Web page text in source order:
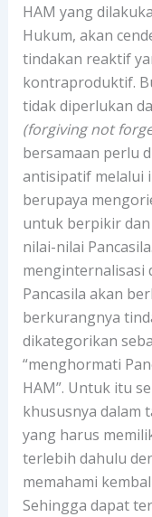
HAM yang
Hukum, akan
tindakan reaktif
kontraproduktif.
tidak diperlukan
(forgiving not
bersamaan perlu
antisipatif melalui
berupaya
untuk berpikir
nilai-nilai
menginternalisasi
Pancasila akan
berkurangnya
dikategorikan
“menghormati
HAM”. Untuk itu
khususnya dalam
yang harus
terlebih dahulu
memahami
Sehingga dapat